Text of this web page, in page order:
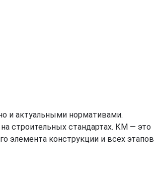
и актуальными нормативами.
строительных стандартах. КМ — это
элемента конструкции и всех этапов